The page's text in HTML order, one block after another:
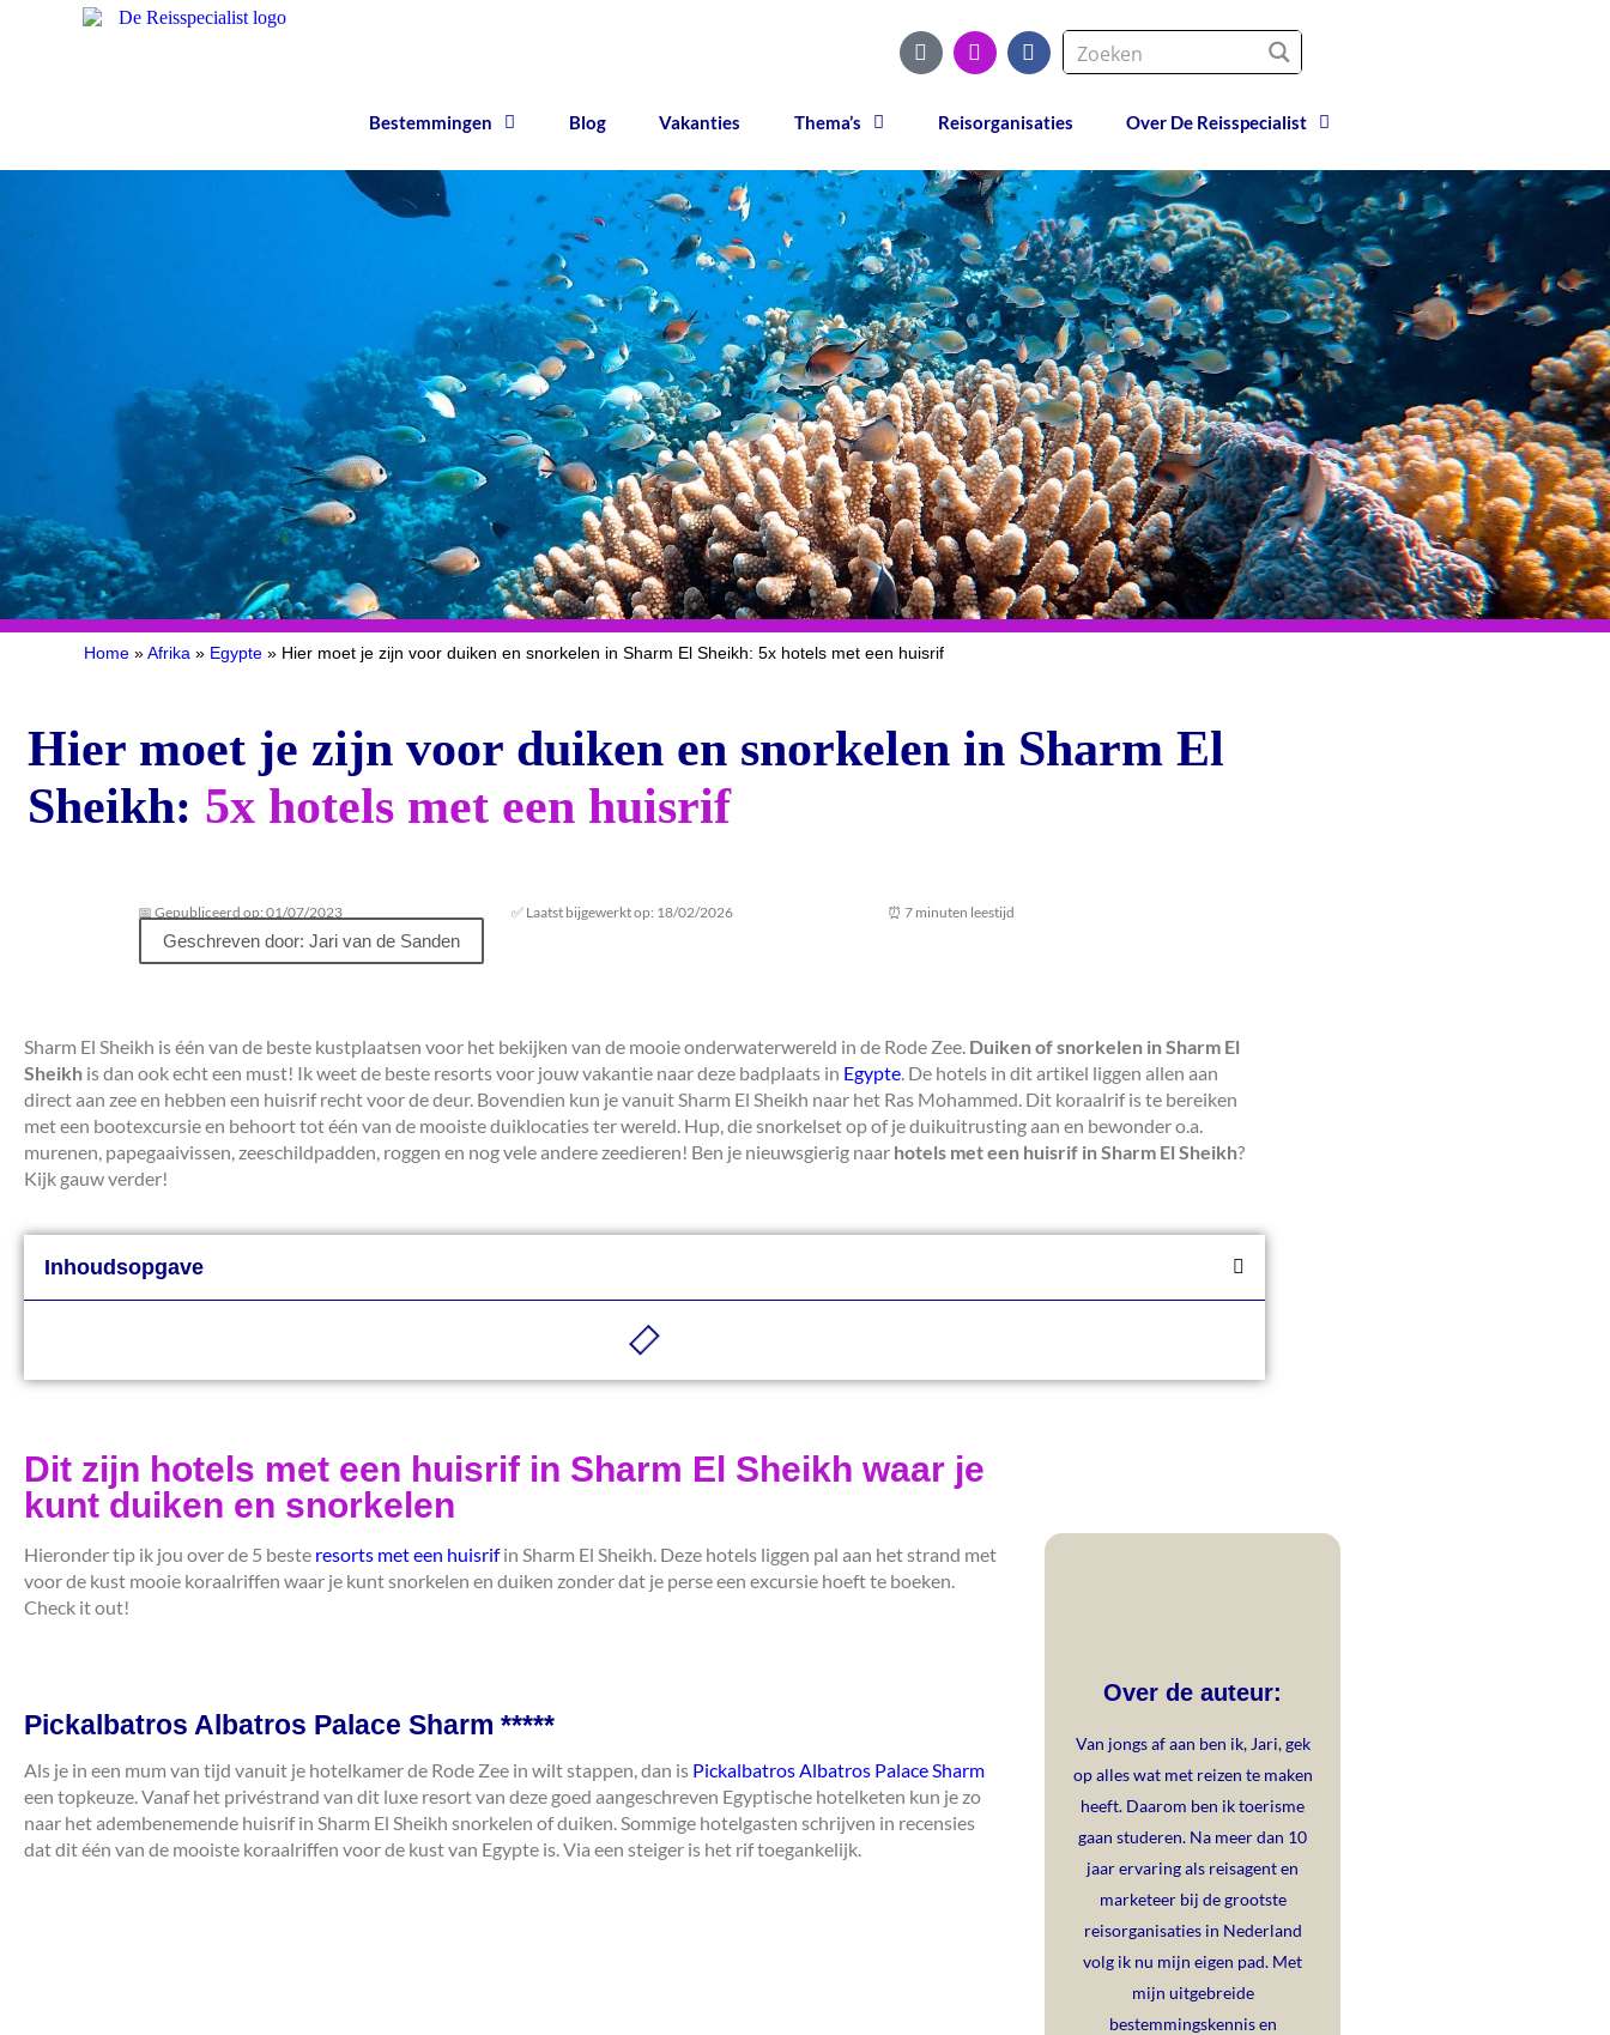
Bestemmingen Blog Vakanties Thema’s Reisorganisaties Over De Reisspecialist
Home » Afrika » Egypte » Hier moet je zijn voor duiken en snorkelen in Sharm El Sheikh: 5x hotels met een huisrif
Hier moet je zijn voor duiken en snorkelen in Sharm El
Sheikh: 5x hotels met een huisrif
📅 Gepubliceerd op: 01/07/2023 ✅ Laatst bijgewerkt op: 18/02/2026 ⏰ 7 minuten leestijd
Geschreven door: Jari van de Sanden
Sharm El Sheikh is één van de beste kustplaatsen voor het bekijken van de mooie onderwaterwereld in de Rode Zee. Duiken of snorkelen in Sharm El
Sheikh is dan ook echt een must! Ik weet de beste resorts voor jouw vakantie naar deze badplaats in Egypte. De hotels in dit artikel liggen allen aan
direct aan zee en hebben een huisrif recht voor de deur. Bovendien kun je vanuit Sharm El Sheikh naar het Ras Mohammed. Dit koraalrif is te bereiken
met een bootexcursie en behoort tot één van de mooiste duiklocaties ter wereld. Hup, die snorkelset op of je duikuitrusting aan en bewonder o.a.
murenen, papegaaivissen, zeeschildpadden, roggen en nog vele andere zeedieren! Ben je nieuwsgierig naar hotels met een huisrif in Sharm El Sheikh?
Kijk gauw verder!
Inhoudsopgave
Dit zijn hotels met een huisrif in Sharm El Sheikh waar je
kunt duiken en snorkelen
Hieronder tip ik jou over de 5 beste resorts met een huisrifin Sharm El Sheikh. Deze hotels liggen pal aan het strand met
voor de kust mooie koraalriffen waar je kunt snorkelen en duiken zonder dat je perse een excursie hoeft te boeken.
Check it out!
Pickalbatros Albatros Palace Sharm *****
Als je in een mum van tijd vanuit je hotelkamer de Rode Zee in wilt stappen, dan is Pickalbatros Albatros Palace Sharm
een topkeuze. Vanaf het privéstrand van dit luxe resort van deze goed aangeschreven Egyptische hotelketen kun je zo
naar het adembenemende huisrif in Sharm El Sheikh snorkelen of duiken. Sommige hotelgasten schrijven in recensies
dat dit één van de mooiste koraalriffen voor de kust van Egypte is. Via een steiger is het rif toegankelijk.
Over de auteur:
Van jongs af aan ben ik, Jari, gek
op alles wat met reizen te maken
heeft. Daarom ben ik toerisme
gaan studeren. Na meer dan 10
jaar ervaring als reisagent en
marketeer bij de grootste
reisorganisaties in Nederland
volg ik nu mijn eigen pad. Met
mijn uitgebreide
bestemmingskennis en